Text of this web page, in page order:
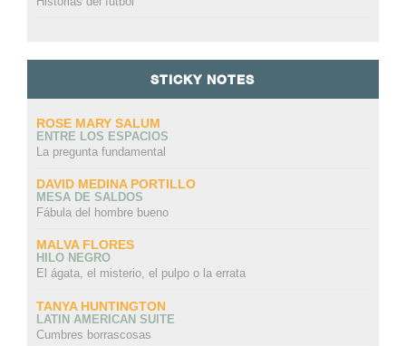
STICKY NOTES
ROSE MARY SALUM
ENTRE LOS ESPACIOS
La pregunta fundamental
DAVID MEDINA PORTILLO
MESA DE SALDOS
Fábula del hombre bueno
MALVA FLORES
HILO NEGRO
El ágata, el misterio, el pulpo o la errata
TANYA HUNTINGTON
LATIN AMERICAN SUITE
Cumbres borrascosas